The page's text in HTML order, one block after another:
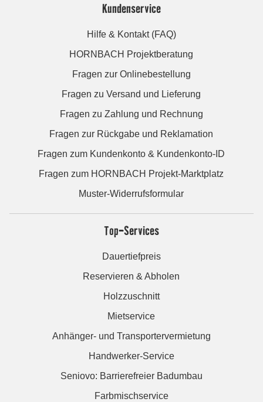
Kundenservice
Hilfe & Kontakt (FAQ)
HORNBACH Projektberatung
Fragen zur Onlinebestellung
Fragen zu Versand und Lieferung
Fragen zu Zahlung und Rechnung
Fragen zur Rückgabe und Reklamation
Fragen zum Kundenkonto & Kundenkonto-ID
Fragen zum HORNBACH Projekt-Marktplatz
Muster-Widerrufsformular
Top-Services
Dauertiefpreis
Reservieren & Abholen
Holzzuschnitt
Mietservice
Anhänger- und Transportervermietung
Handwerker-Service
Seniovo: Barrierefreier Badumbau
Farbmischservice